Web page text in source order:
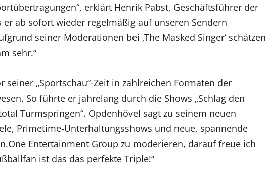
erklärt Henrik Pabst, Geschäftsführer der
er ab sofort wieder regelmäßig auf unseren Sendern
seiner Moderationen bei ‚The Masked Singer‘ schätzen
sehr.“
„Sportschau“-Zeit in zahlreichen Formaten der
So führte er jahrelang durch die Shows „Schlag den
Turmspringen“. Opdenhövel sagt zu seinem neuen
Primetime-Unterhaltungsshows und neue, spannende
Entertainment Group zu moderieren, darauf freue ich
ist das das perfekte Triple!“